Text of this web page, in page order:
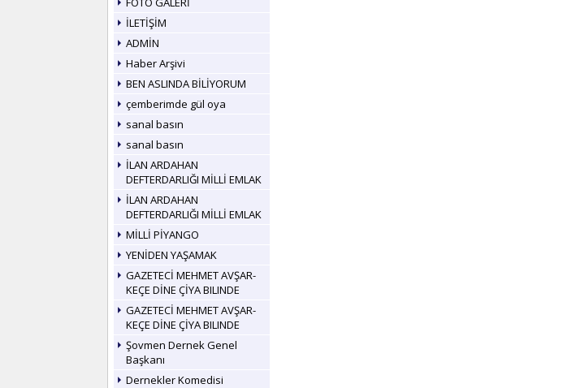
İLETİŞİM
ADMİN
Haber Arşivi
BEN ASLINDA BİLİYORUM
çemberimde gül oya
sanal basın
sanal basın
İLAN ARDAHAN
DEFTERDARLIĞI MİLLİ EMLAK
İLAN ARDAHAN
DEFTERDARLIĞI MİLLİ EMLAK
MİLLİ PİYANGO
YENİDEN YAŞAMAK
GAZETECİ MEHMET AVŞAR-
KEÇE DİNE ÇİYA BILINDE
GAZETECİ MEHMET AVŞAR-
KEÇE DİNE ÇİYA BILINDE
Şovmen Dernek Genel
Başkanı
Dernekler Komedisi